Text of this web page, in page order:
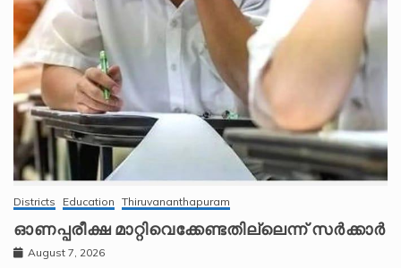
Districts Education Thiruvananthapuram
ഓണപ്പരീക്ഷ മാറ്റിവെക്കേണ്ടതില്ലെന്ന് സർക്കാർ
August 7, 2026